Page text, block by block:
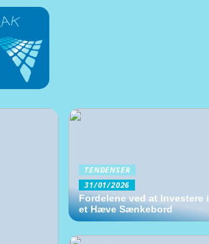
TENDENSER
31/01/2026
Fordelene ved at Investere i
et Hæve Sænkebord